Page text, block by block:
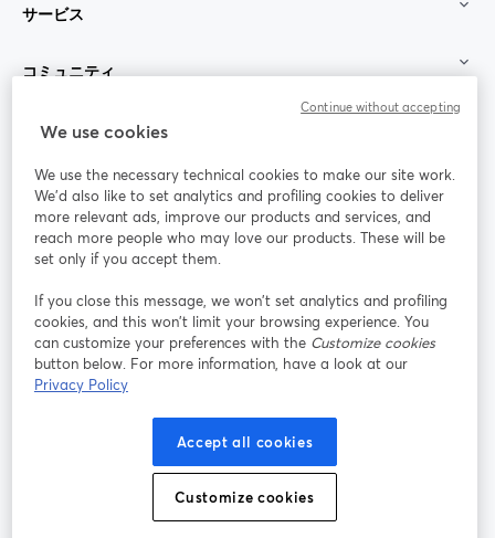
サービス
コミュニティ
StreamYard：
参加する
ライ
ンセ
ミナ
ー
Facebook
新しいタブで開く(Twitter)
YouTube
Instagram
新しいタブで開く
LinkedIn
新しいタブで開く
新しいタブで開く
プラットフォーム利用規約
個人情報保護方針 クッキーポリシー
We use cookies
We use the necessary technical cookies to make our site work.
We'd also like to set analytics and profiling cookies to deliver
more relevant ads, improve our products and services, and
reach more people who may love our products. These will be
set only if you accept them.
If you close this message, we won’t set analytics and profiling
cookies, and this won’t limit your browsing experience. You
can customize your preferences with the Customize cookies
button below. For more information, have a look at our
Privacy Policy
Accept all cookies
Customize cookies
Continue without accepting